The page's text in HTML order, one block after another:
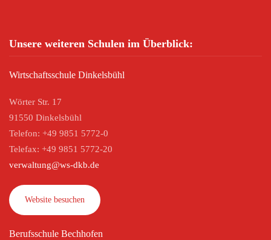
Unsere weiteren Schulen im Überblick:
Wirtschaftsschule Dinkelsbühl
Wörter Str. 17
91550 Dinkelsbühl
Telefon: +49 9851 5772-0
Telefax: +49 9851 5772-20
verwaltung@ws-dkb.de
Website besuchen
Berufsschule Bechhofen